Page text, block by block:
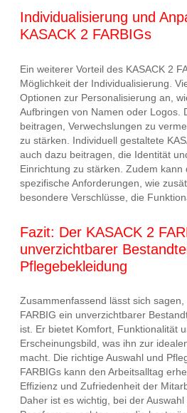
Individualisierung und
KASACK 2 FARBIGs
Ein weiterer Vorteil des KASACK 2
Möglichkeit der Individualisierung.
Optionen zur Personalisierung an,
Aufbringen von Namen oder Logos.
beitragen, Verwechslungen zu
zu stärken. Individuell gestaltete
auch dazu beitragen, die Identität
Einrichtung zu stärken. Zudem kann
spezifische Anforderungen, wie
besondere Verschlüsse, die
Fazit: Der KASACK 2
unverzichtbarer
Pflegebekleidung
Zusammenfassend lässt sich sagen,
FARBIG ein unverzichtbarer
ist. Er bietet Komfort, Funktionalität
Erscheinungsbild, was ihn zur
macht. Die richtige Auswahl und
FARBIGs kann den Arbeitsalltag
Effizienz und Zufriedenheit der
Daher ist es wichtig, bei der